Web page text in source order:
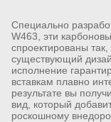
Специально
W463, эти
спроектированы
существующий
исполнение
вставкам плавно
результате вы
вид, который
роскошному